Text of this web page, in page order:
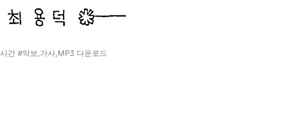
간 #악보,가사,MP3 다운로드